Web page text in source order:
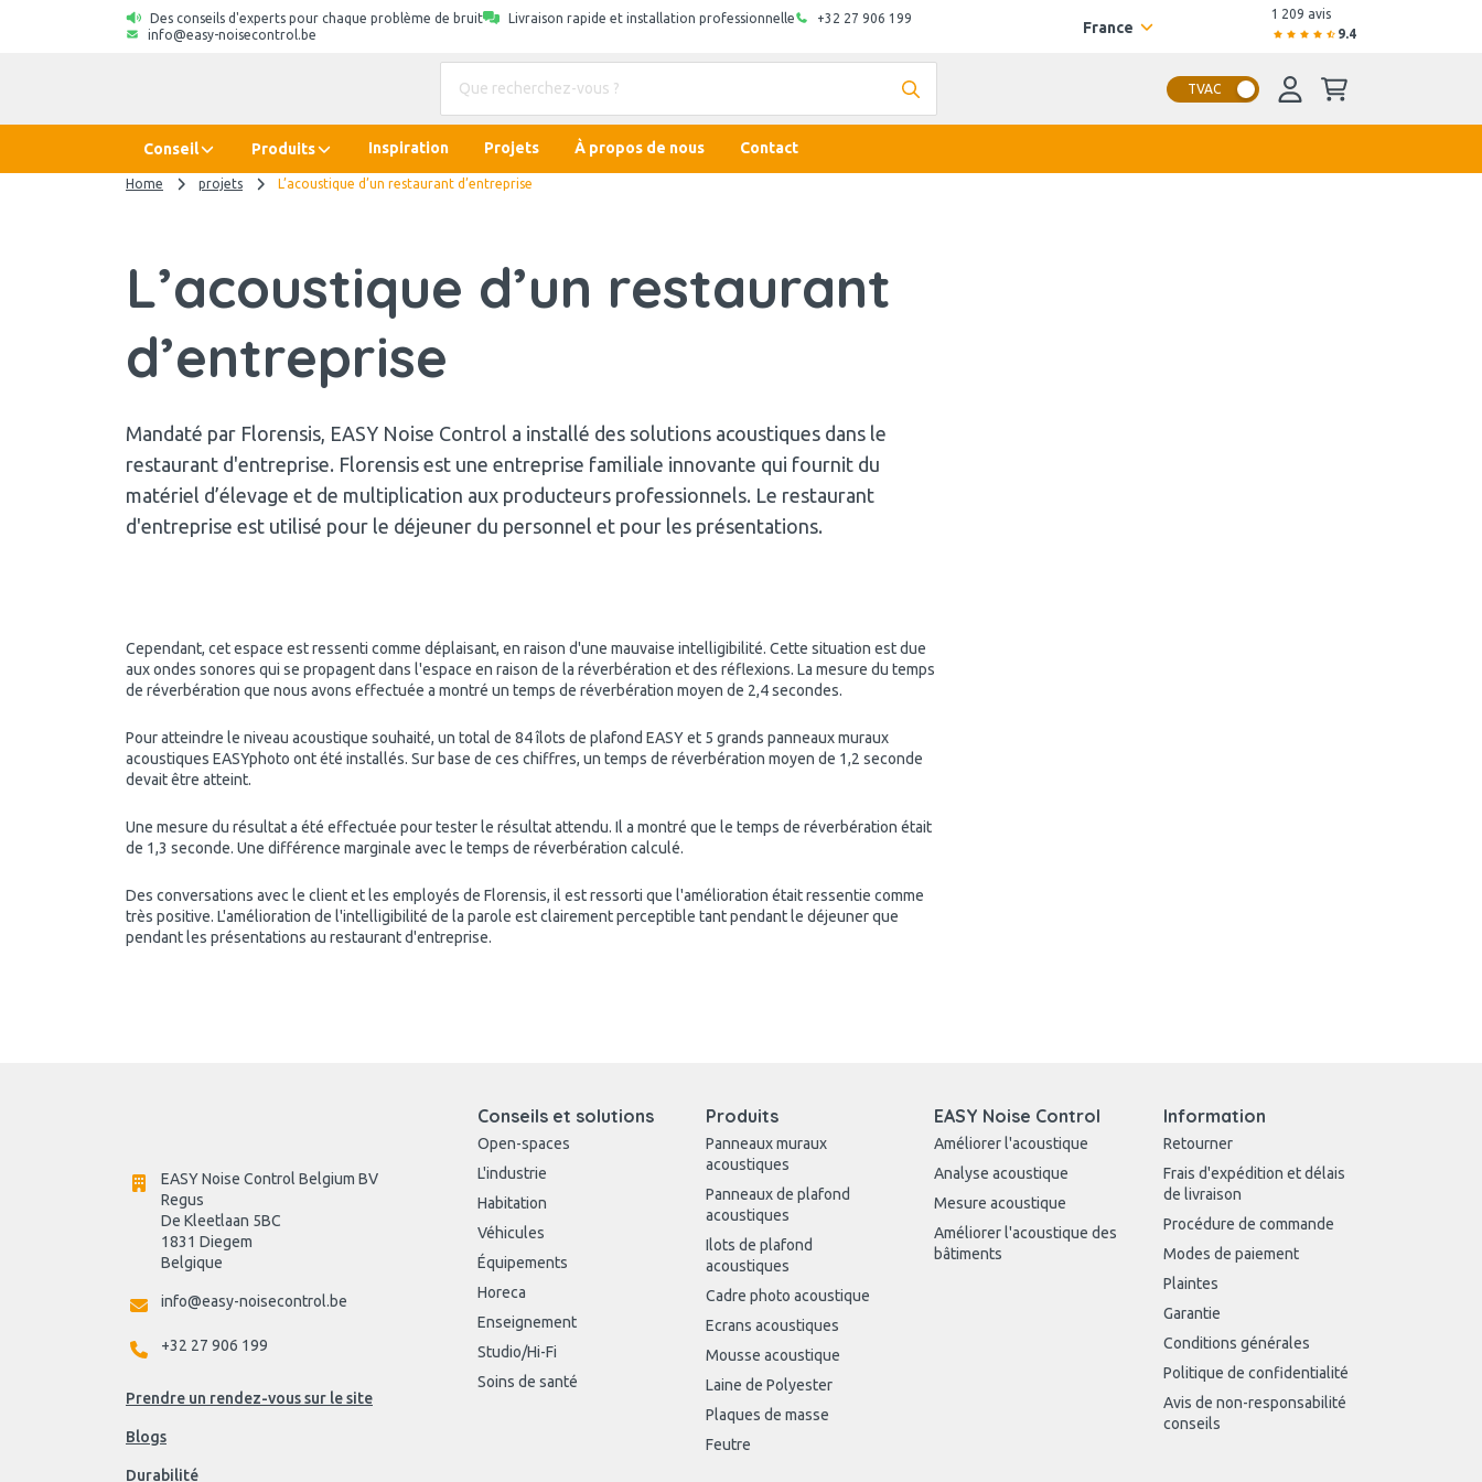
Des conseils d'experts pour chaque problème de bruit Livraison rapide et installation professionnelle
+32 27 906 199
info@easy-noisecontrol.be
France
1 209 avis
9.4
TVAC
Conseil Produits Inspiration Projets À propos de nous Contact
Home projets L’acoustique d’un restaurant d’entreprise
L’acoustique d’un restaurant
d’entreprise
Mandaté par Florensis, EASY Noise Control a installé des solutions acoustiques dans le
restaurant d'entreprise. Florensis est une entreprise familiale innovante qui fournit du
matériel d’élevage et de multiplication aux producteurs professionnels. Le restaurant
d'entreprise est utilisé pour le déjeuner du personnel et pour les présentations.
Cependant, cet espace est ressenti comme déplaisant, en raison d'une mauvaise intelligibilité. Cette situation est due
aux ondes sonores qui se propagent dans l'espace en raison de la réverbération et des réflexions. La mesure du temps
de réverbération que nous avons effectuée a montré un temps de réverbération moyen de 2,4 secondes.
Pour atteindre le niveau acoustique souhaité, un total de 84 îlots de plafond EASY et 5 grands panneaux muraux
acoustiques EASYphoto ont été installés. Sur base de ces chiffres, un temps de réverbération moyen de 1,2 seconde
devait être atteint.
Une mesure du résultat a été effectuée pour tester le résultat attendu. Il a montré que le temps de réverbération était
de 1,3 seconde. Une différence marginale avec le temps de réverbération calculé.
Des conversations avec le client et les employés de Florensis, il est ressorti que l'amélioration était ressentie comme
très positive. L'amélioration de l'intelligibilité de la parole est clairement perceptible tant pendant le déjeuner que
pendant les présentations au restaurant d'entreprise.
EASY Noise Control Belgium BV
Regus
De Kleetlaan 5BC
1831 Diegem
Belgique
info@easy-noisecontrol.be
+32 27 906 199
Prendre un rendez-vous sur le site
Blogs
Durabilité
Conseils et solutions
Open-spaces
L'industrie
Habitation
Véhicules
Équipements
Horeca
Enseignement
Studio/Hi-Fi
Soins de santé
Produits
Panneaux muraux
acoustiques
Panneaux de plafond
acoustiques
Ilots de plafond
acoustiques
Cadre photo acoustique
Ecrans acoustiques
Mousse acoustique
Laine de Polyester
Plaques de masse
Feutre
EASY Noise Control
Améliorer l'acoustique
Analyse acoustique
Mesure acoustique
Améliorer l'acoustique des
bâtiments
Information
Retourner
Frais d'expédition et délais
de livraison
Procédure de commande
Modes de paiement
Plaintes
Garantie
Conditions générales
Politique de confidentialité
Avis de non-responsabilité
conseils